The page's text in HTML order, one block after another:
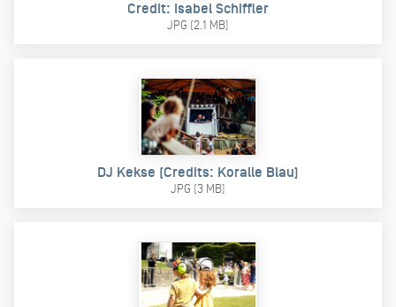
Credit: Isabel Schiffler
JPG (2.1 MB)
DJ Kekse (Credits: Koralle Blau)
JPG (3 MB)